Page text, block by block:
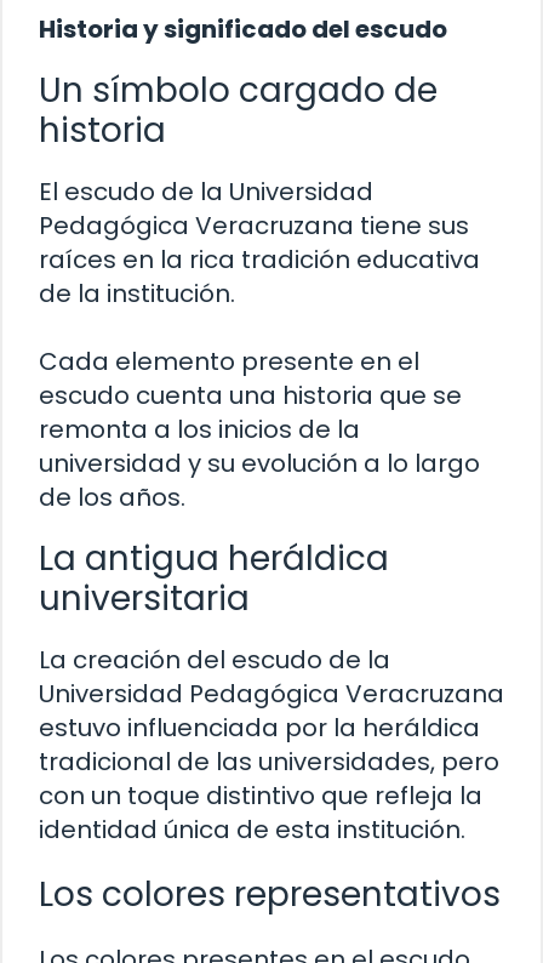
Historia y significado del escudo
Un símbolo cargado de
historia
El escudo de la Universidad
Pedagógica Veracruzana tiene sus
raíces en la rica tradición educativa
de la institución.
Cada elemento presente en el
escudo cuenta una historia que se
remonta a los inicios de la
universidad y su evolución a lo largo
de los años.
La antigua heráldica
universitaria
La creación del escudo de la
Universidad Pedagógica Veracruzana
estuvo influenciada por la heráldica
tradicional de las universidades, pero
con un toque distintivo que refleja la
identidad única de esta institución.
Los colores representativos